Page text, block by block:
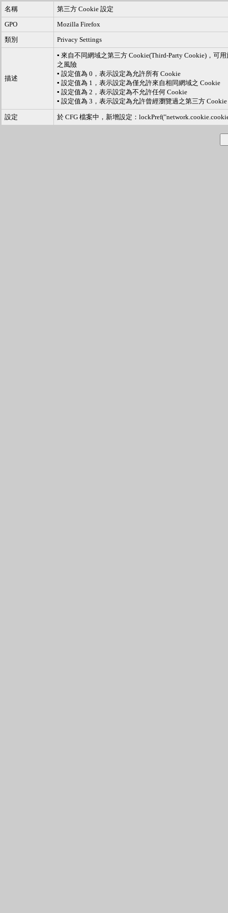
名稱
第三方 Cookie 設定
GPO
Mozilla Firefox
類別
Privacy Settings
描述
▪ 來自不同網域之第三方 Cookie(Third-Party Cookie)，可
之風險
▪ 設定值為 0，表示設定為允許所有 Cookie
▪ 設定值為 1，表示設定為僅允許來自相同網域之 Cookie
▪ 設定值為 2，表示設定為不允許任何 Cookie
▪ 設定值為 3，表示設定為允許曾經瀏覽過之第三方 Cookie
設定 於 CFG 檔案中，新增設定：